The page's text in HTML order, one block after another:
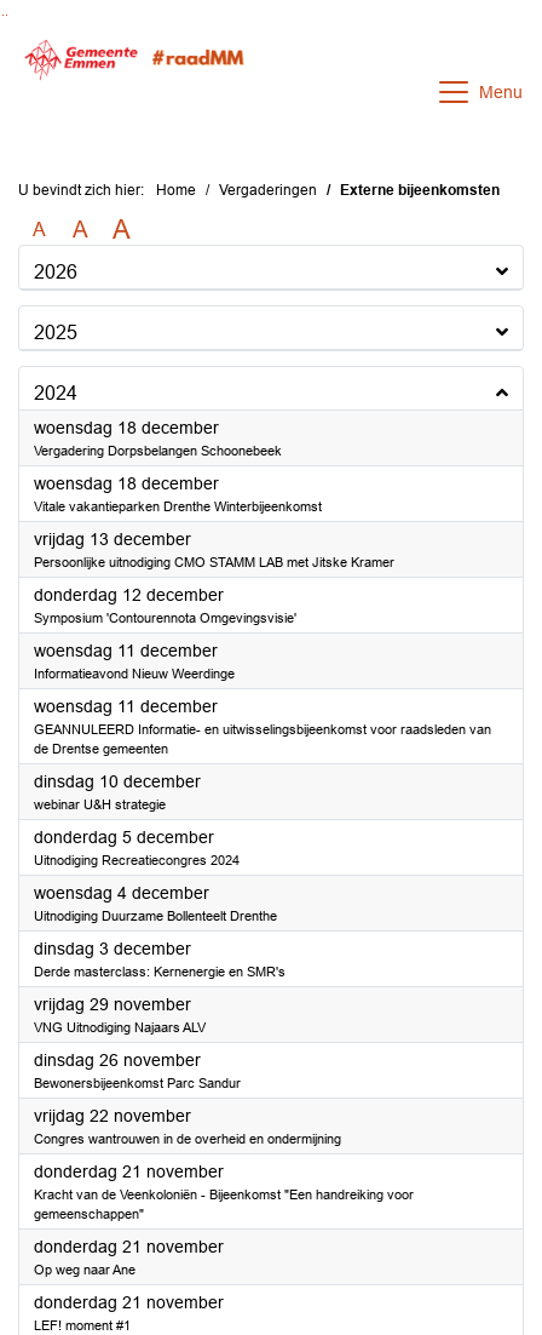
Menu
U bevindt zich hier: Home Vergaderingen Externe bijeenkomsten
A A A
2026
2025
2024
woensdag 18 december2024
Vergadering Dorpsbelangen Schoonebeek
woensdag 18 december2024
Vitale vakantieparken Drenthe Winterbijeenkomst
vrijdag 13 december2024
Persoonlijke uitnodiging CMO STAMM LAB met Jitske Kramer
donderdag 12 december2024
Symposium 'Contourennota Omgevingsvisie'
woensdag 11 december2024
Informatieavond Nieuw Weerdinge
woensdag 11 december2024
GEANNULEERD Informatie- en uitwisselingsbijeenkomst voor raadsleden van
de Drentse gemeenten
dinsdag 10 december2024
webinar U&H strategie
donderdag 5 december2024
Uitnodiging Recreatiecongres 2024
woensdag 4 december2024
Uitnodiging Duurzame Bollenteelt Drenthe
dinsdag 3 december2024
Derde masterclass: Kernenergie en SMR's
vrijdag 29 november2024
VNG Uitnodiging Najaars ALV
dinsdag 26 november2024
Bewonersbijeenkomst Parc Sandur
vrijdag 22 november2024
Congres wantrouwen in de overheid en ondermijning
donderdag 21 november2024
Kracht van de Veenkoloniën - Bijeenkomst "Een handreiking voor
gemeenschappen"
donderdag 21 november2024
Op weg naar Ane
donderdag 21 november2024
LEF! moment #1